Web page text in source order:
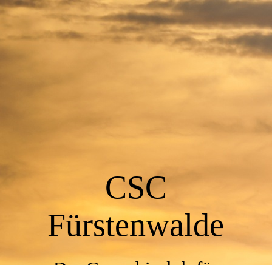
CSC
Fürstenwalde
IMPRESSUM